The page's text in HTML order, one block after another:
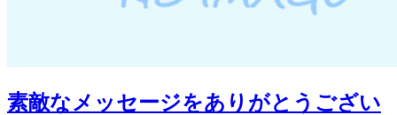
素敵なメッセージをありがとうござい